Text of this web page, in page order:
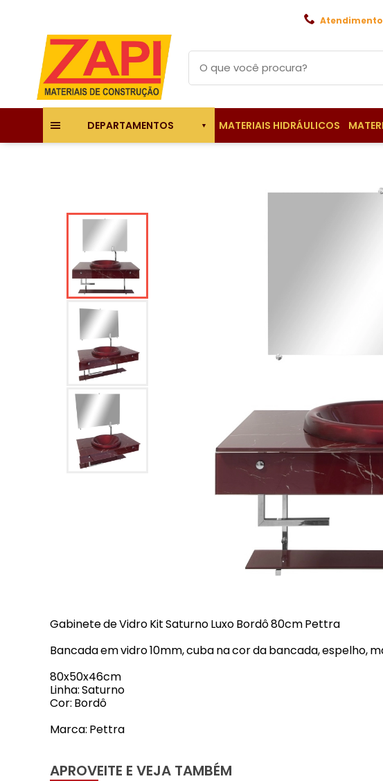
DEPARTAMENTOS MATERIAIS HIDRÁULICOS
Gabinete de Vidro Kit Saturno Luxo Bordô 80cm Pettra
Bancada em vidro 10mm, cuba na cor da bancada, espelho,
80x50x46cm
Linha: Saturno
Cor: Bordô
Marca: Pettra
APROVEITE E VEJA TAMBÉM